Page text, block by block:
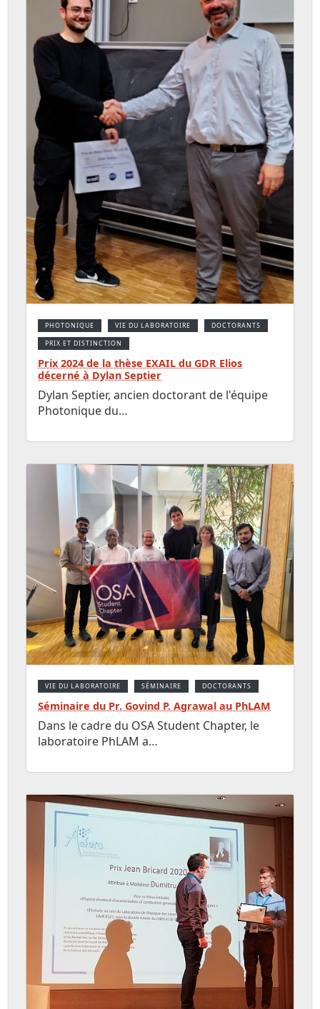
PHOTONIQUE VIE DU LABORATOIRE DOCTORANTS
PRIX ET DISTINCTION
Prix 2024 de la thèse EXAIL du GDR Elios
décerné à Dylan Septier
Dylan Septier, ancien doctorant de l'équipe
Photonique du…
VIE DU LABORATOIRE SÉMINAIRE DOCTORANTS
Séminaire du Pr. Govind P. Agrawal au PhLAM
Dans le cadre du OSA Student Chapter, le
laboratoire PhLAM a…